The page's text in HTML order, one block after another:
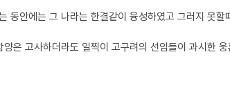
동안에는 그 나라는 한결같이 융성하였고 그러지 못
은 고사하더라도 일찍이 고구려의 선임들이 과시한